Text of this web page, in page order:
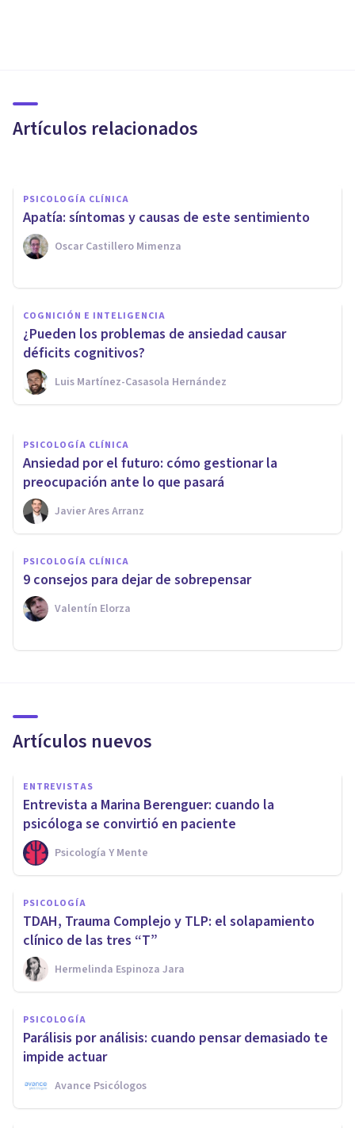
Artículos relacionados
malestar
PSICOLOGÍA CLÍNICA
Apatía: síntomas y causas de este sentimiento
Oscar Castillero Mimenza
COGNICIÓN E INTELIGENCIA
¿Pueden los problemas de ansiedad causar
déficits cognitivos?
Luis Martínez-Casasola Hernández
Psicología del envejecimiento:
qué es y cuáles son sus
funciones
Universidad Europea
PSICOLOGÍA CLÍNICA
Ansiedad por el futuro: cómo gestionar la
preocupación ante lo que pasará
Javier Ares Arranz
PSICOLOGÍA CLÍNICA
9 consejos para dejar de sobrepensar
Valentín Elorza
Artículos nuevos
ENTREVISTAS
Entrevista a Marina Berenguer: cuando la
psicóloga se convirtió en paciente
Psicología Y Mente
PSICOLOGÍA
TDAH, Trauma Complejo y TLP: el solapamiento
clínico de las tres “T”
Hermelinda Espinoza Jara
PSICOLOGÍA
Parálisis por análisis: cuando pensar demasiado te
impide actuar
Avance Psicólogos